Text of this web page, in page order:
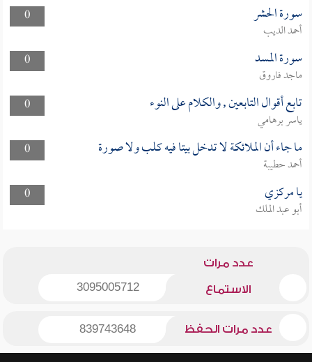
0 سورة الحشر
أحمد الديب
0
سورة المسد
ماجد فاروق
0
تابع أقوال التابعين , والكلام على النوء
ياسر برهامي
0
ما جاء أن الملائكة لا تدخل بيتا فيه كلب ولا صورة
أحمد حطيبة
0
يا مركزي
أبو عبد الملك
عدد مرات
الاستماع 3095005712
عدد مرات الحفظ 839743648